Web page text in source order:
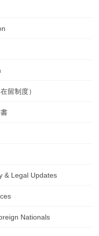
留制度）
& Legal Updates
Nationals